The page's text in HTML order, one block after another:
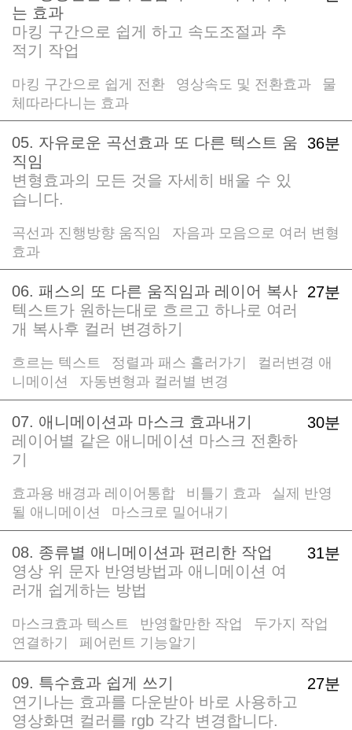
는 효과
마킹 구간으로 쉽게 하고 속도조절과 추
적기 작업
마킹 구간으로 쉽게 전환 영상속도 및 전환효과
물
체따라다니는 효과
36분
05. 자유로운 곡선효과 또 다른 텍스트 움
직임
변형효과의 모든 것을 자세히 배울 수 있
습니다.
곡선과 진행방향 움직임
자음과 모음으로 여러 변형
효과
27분
06. 패스의 또 다른 움직임과 레이어 복사
텍스트가 원하는대로 흐르고 하나로 여러
개 복사후 컬러 변경하기
흐르는 텍스트 정렬과 패스 흘러가기
컬러변경 애
니메이션
자동변형과 컬러별 변경
30분
07. 애니메이션과 마스크 효과내기
레이어별 같은 애니메이션 마스크 전환하
기
효과용 배경과 레이어통합 비틀기 효과
실제 반영
될 애니메이션
마스크로 밀어내기
31분
08. 종류별 애니메이션과 편리한 작업
영상 위 문자 반영방법과 애니메이션 여
러개 쉽게하는 방법
마스크효과 텍스트 반영할만한 작업
두가지 작업
연결하기
페어런트 기능알기
27분
09. 특수효과 쉽게 쓰기
연기나는 효과를 다운받아 바로 사용하고
영상화면 컬러를 rgb 각각 변경합니다.